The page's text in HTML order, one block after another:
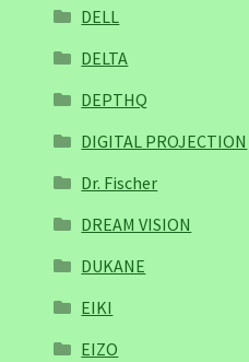
DELL
DELTA
DEPTHQ
DIGITAL PROJECTION
Dr. Fischer
DREAM VISION
DUKANE
EIKI
EIZO